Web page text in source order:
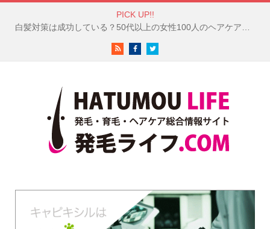
PICK UP!!
白髪対策は成功している？50代以上の女性100人のヘアケア調査結果が興味深い！
RSS FacebookTwitter